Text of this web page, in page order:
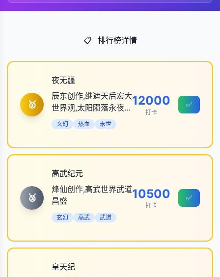
📋 排行榜详情
🥇
夜无疆
辰东创作,继遮天后宏大
世界观,太阳陨落永夜设
定,以身为灯照破长夜
玄幻 热血 末世
12000
打卡
✅
🥈
高武纪元
烽仙创作,高武世界武道
昌盛
玄幻 高武 武道
10500
打卡
✅
皇天纪